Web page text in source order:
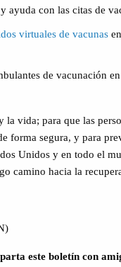
ayuda con las citas de
virtuales de vacunas
de vacunación
vida; para que las
forma segura, y para
Unidos y en todo el
camino hacia la
este boletín con